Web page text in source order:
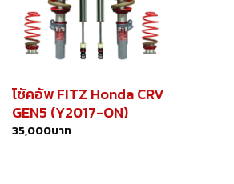
โช้คอัพ FITZ Honda CRV
GEN5 (Y2017-ON)
35,000บาท